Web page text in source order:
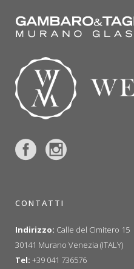
CONTATTI
Indirizzo: Calle del Cimitero 15
30141 Murano Venezia (ITALY)
Tel: +39 041 736576